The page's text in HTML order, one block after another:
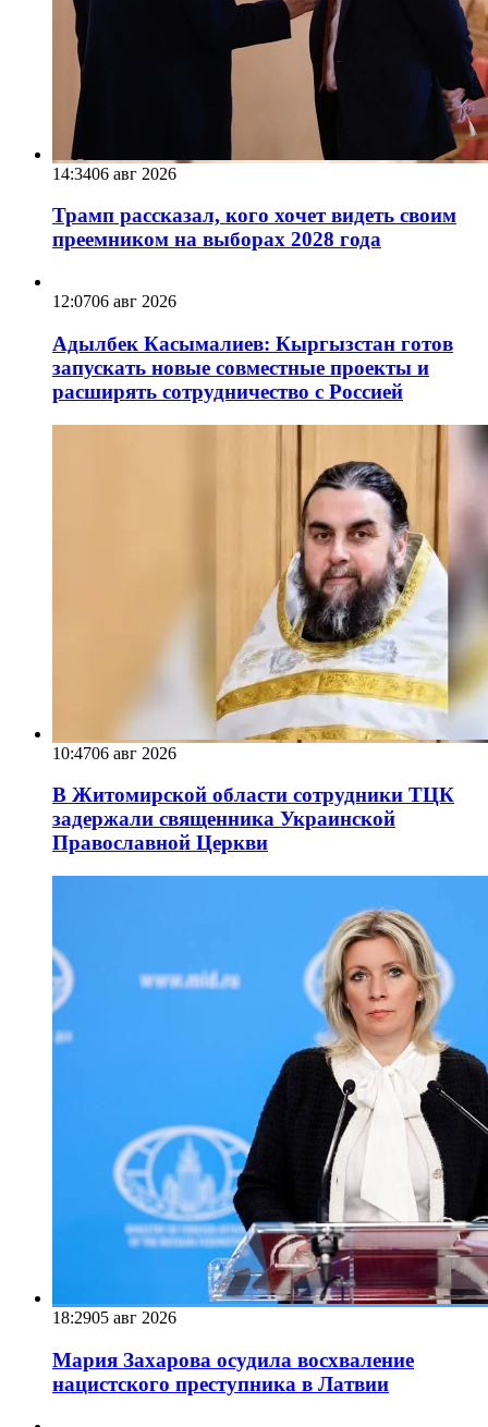
14:3406 авг 2026
Трамп рассказал, кого хочет видеть своим
преемником на выборах 2028 года
12:0706 авг 2026
Адылбек Касымалиев: Кыргызстан готов
запускать новые совместные проекты и
расширять сотрудничество с Россией
10:4706 авг 2026
В Житомирской области сотрудники ТЦК
задержали священника Украинской
Православной Церкви
18:2905 авг 2026
Мария Захарова осудила восхваление
нацистского преступника в Латвии